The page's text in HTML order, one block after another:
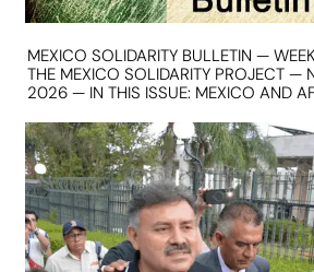
MEXICO SOLIDARITY BULLETIN —
THE MEXICO SOLIDARITY PROJECT
2026 — IN THIS ISSUE: MEXICO AND